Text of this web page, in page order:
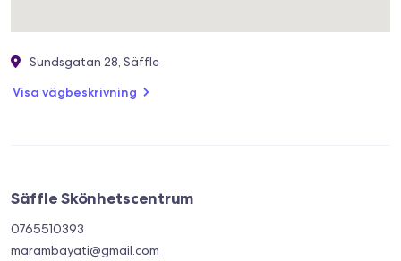
Sundsgatan 28, Säffle
Visa vägbeskrivning
Säffle Skönhetscentrum
0765510393
marambayati@gmail.com